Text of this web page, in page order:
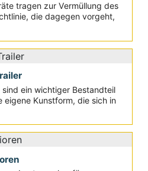
tragen zur Vermüllung des
die dagegen vorgeht,
sind ein wichtiger Bestandteil
eigene Kunstform, die sich in